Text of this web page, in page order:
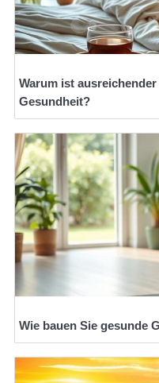
Warum ist
Gesundheit?
Wie bauen Sie gesunde